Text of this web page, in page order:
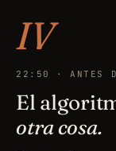
IV
22:50 · ANTES
El
otra cosa.